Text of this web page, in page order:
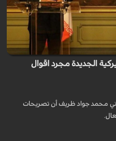
الجديدة مجرد اقوال
محمد جواد ظريف أن تصريحات